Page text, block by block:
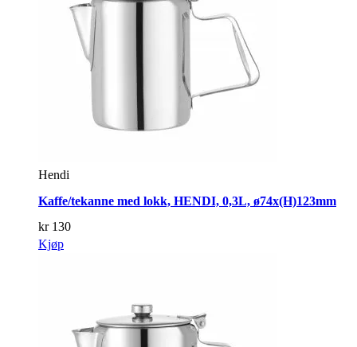
Hendi
Kaffe/tekanne med lokk, HENDI, 0,3L, ø74x(H)123mm
kr130
Kjøp